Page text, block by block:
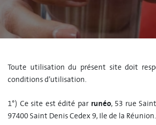
Toute utilisation du présent site doit
conditions d’utilisation.
1°) Ce site est édité par runéo, 53 rue
97400 Saint Denis Cedex 9, Ile de la Réunion.